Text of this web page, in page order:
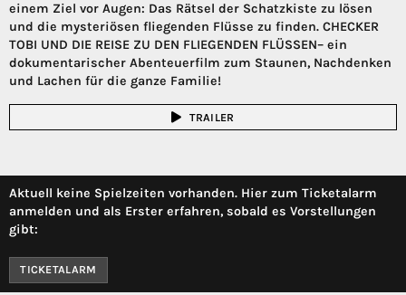
einem Ziel vor Augen: Das Rätsel der Schatzkiste zu lösen
und die mysteriösen fliegenden Flüsse zu finden. CHECKER
TOBI UND DIE REISE ZU DEN FLIEGENDEN FLÜSSEN– ein
dokumentarischer Abenteuerfilm zum Staunen, Nachdenken
und Lachen für die ganze Familie!
TRAILER
Aktuell keine Spielzeiten vorhanden. Hier zum Ticketalarm
anmelden und als Erster erfahren, sobald es Vorstellungen
gibt:
TICKETALARM